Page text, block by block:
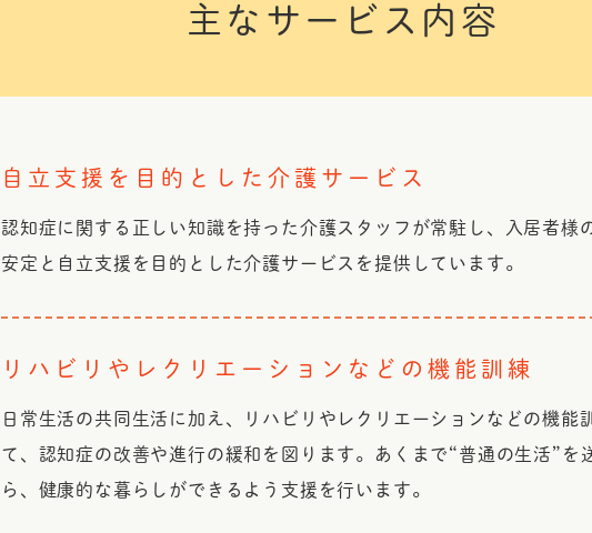
主なサービス内容
自立支援を目的とした介護サービス
認知症に関する正しい知識を持った介護スタッフが常駐し、入居者様
安定と自立支援を目的とした介護サービスを提供しています。
リハビリやレクリエーションなどの機能訓練
日常生活の共同生活に加え、リハビリやレクリエーションなどの機能
て、認知症の改善や進行の緩和を図ります。あくまで“普通の生活”を
ら、健康的な暮らしができるよう支援を行います。